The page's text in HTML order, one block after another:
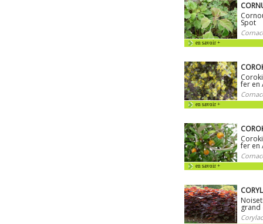
Spot
en savoir +
fer en
en savoir +
fer en
en savoir +